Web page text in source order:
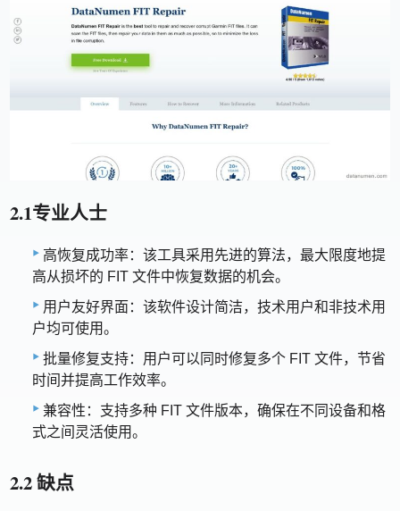
2.1专业人士
高恢复成功率：该工具采用先进的算法，最大限度地提
高从损坏的 FIT 文件中恢复数据的机会。
用户友好界面：该软件设计简洁，技术用户和非技术用
户均可使用。
批量修复支持：用户可以同时修复多个 FIT 文件，节省
时间并提高工作效率。
兼容性：支持多种 FIT 文件版本，确保在不同设备和格
式之间灵活使用。
2.2 缺点